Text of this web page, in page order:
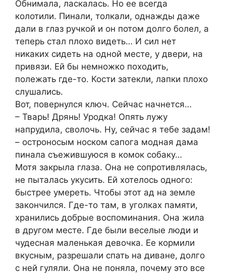
Обнимала, ласкалась. Но ее всегда
колотили. Пинали, толкали, однажды даже
дали в глаз ручкой и он потом долго болел, а
теперь стал плохо видеть… И сил нет
никаких сидеть на одной месте, у двери, на
привязи. Ей бы немножко походить,
полежать где-то. Кости затекли, лапки плохо
слушались.
Вот, повернулся ключ. Сейчас начнется…
– Тварь! Дрянь! Уродка! Опять лужу
напрудила, сволочь. Ну, сейчас я тебе задам!
– остроносым носком сапога модная дама
пинала съежившуюся в комок собаку…
Мотя закрыла глаза. Она не сопротивлялась,
не пыталась укусить. Ей хотелось одного:
быстрее умереть. Чтобы этот ад на земле
закончился. Где-то там, в уголках памяти,
хранились добрые воспоминания. Она жила
в другом месте. Где были веселые люди и
чудесная маленькая девочка. Ее кормили
вкусным, разрешали спать на диване, долго
с ней гуляли. Она не поняла, почему это все